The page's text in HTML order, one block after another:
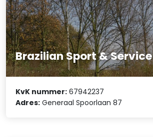
Brazilian Sport & Service
KvK nummer: 67942237
Adres: Generaal Spoorlaan 87